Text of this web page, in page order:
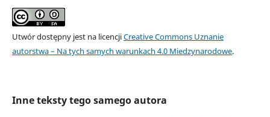
Utwór dostępny jest na licencjiCreative Commons Uznanie
autorstwa – Na tych samych warunkach 4.0 Miedzynarodowe.
Inne teksty tego samego autora